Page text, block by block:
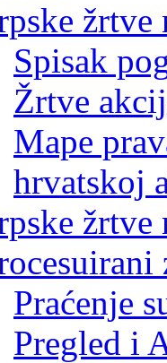
Spisak
Žrtve
Mape
hrvatskoj
Praćenje
Pregled i